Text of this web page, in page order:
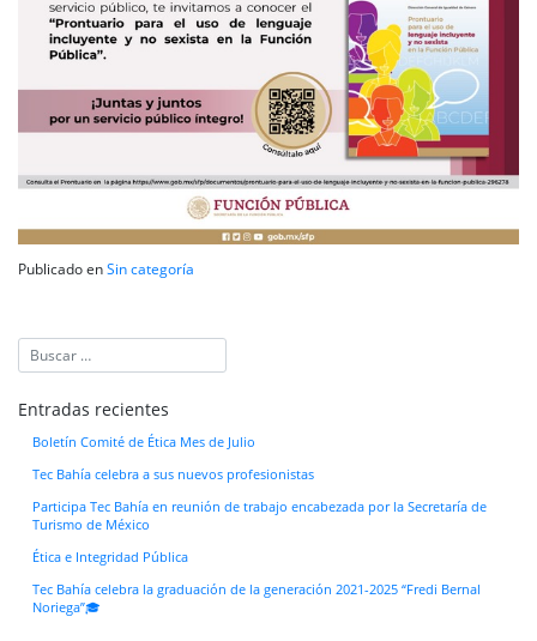
Publicado enSin categoría
Entradas recientes
Boletín Comité de Ética Mes de Julio
Tec Bahía celebra a sus nuevos profesionistas
Participa Tec Bahía en reunión de trabajo encabezada por la Secretaría de
Turismo de México
Ética e Integridad Pública
Tec Bahía celebra la graduación de la generación 2021-2025 “Fredi Bernal
Noriega”🎓